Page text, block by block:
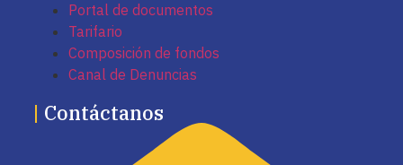
Portal de documentos
Tarifario
Composición de fondos
Canal de Denuncias
| Contáctanos